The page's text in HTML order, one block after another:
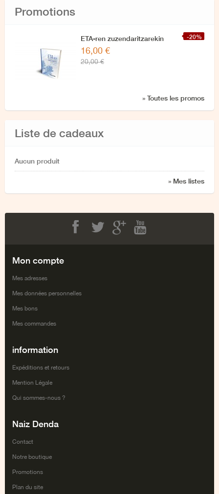
Promotions
-20%
ETA-ren zuzendaritzarekin
azken elkarrizketa
16,00 €
20,00 €
» Toutes les promos
Liste de cadeaux
Aucun produit
» Mes listes
Mon compte
Mes adresses
Mes données personnelles
Mes bons
Mes commandes
information
Expéditions et retours
Mention Légale
Qui sommes-nous ?
Naiz Denda
Contact
Notre boutique
Promotions
Plan du site